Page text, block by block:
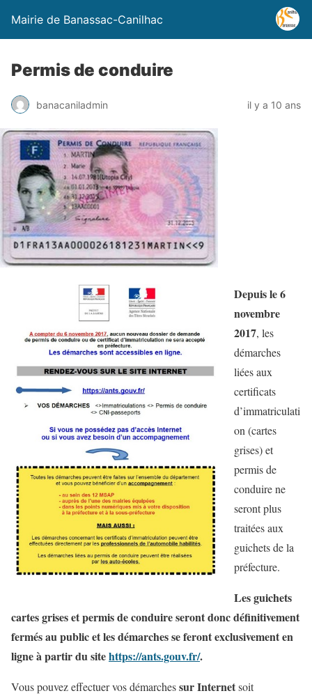
Mairie de Banassac-Canilhac
Permis de conduire
banacaniladmin il y a 10 ans
Depuis le 6
novembre
2017, les
démarches
liées aux
certificats
d’immatriculati
on (cartes
grises) et
permis de
conduire ne
seront plus
traitées aux
guichets de la
préfecture.
Les guichets
cartes grises et permis de conduire seront donc définitivement
fermés au public et les démarches se feront exclusivement en
ligne à partir du sitehttps://ants.gouv.fr/.
Vous pouvez effectuer vos démarchessur Internetsoit